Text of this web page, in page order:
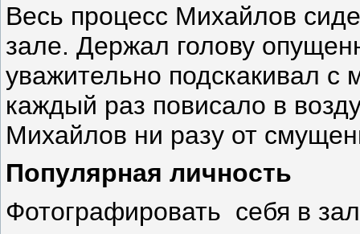
Весь процесс Михайлов
зале. Держал голову
уважительно подскакивал
каждый раз повисало в
Михайлов ни разу от
Популярная личность
Фотографировать себя в